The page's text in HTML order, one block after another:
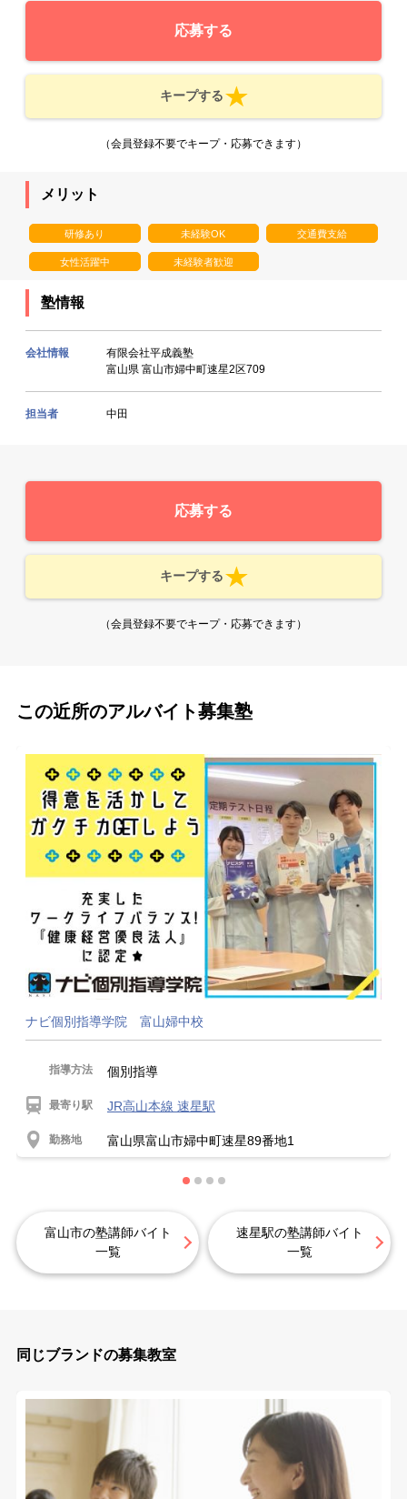
応募する
キープする
（会員登録不要でキープ・応募できます）
メリット
研修あり 未経験OK 交通費支給
女性活躍中 未経験者歓迎
塾情報
会社情報
有限会社平成義塾
富山県 富山市婦中町速星2区709
担当者 中田
応募する
キープする
（会員登録不要でキープ・応募できます）
この近所のアルバイト募集塾
ナビ個別指導学院 富山婦中校
指導方法 個別指導
最寄り駅 JR高山本線 速星駅
勤務地 富山県富山市婦中町速星89番地1
富山市の塾講師バイト
一覧
速星駅の塾講師バイト
一覧
同じブランドの募集教室